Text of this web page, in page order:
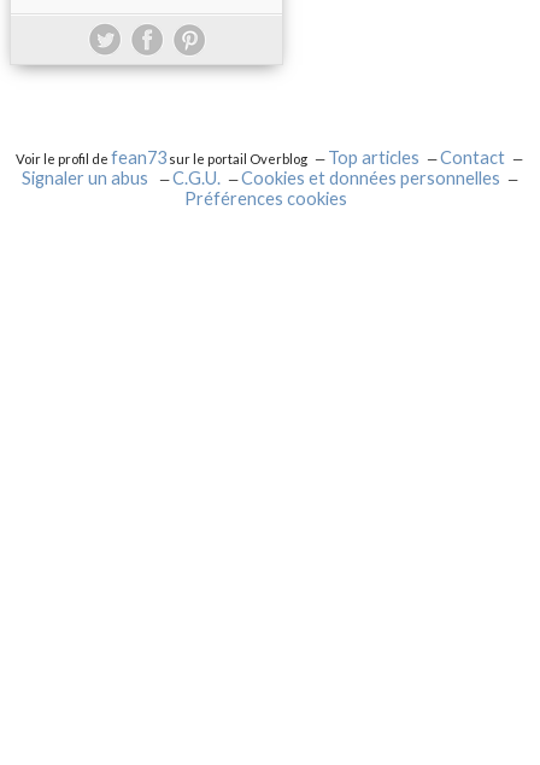
Voir le profil defean73 sur le portail Overblog Top articles
Contact
Signaler un abus
C.G.U.
Cookies et données personnelles
Préférences cookies